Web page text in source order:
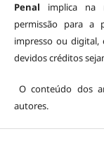
Penal implica na
permissão para a
impresso ou
devidos créditos
O conteúdo dos
autores.